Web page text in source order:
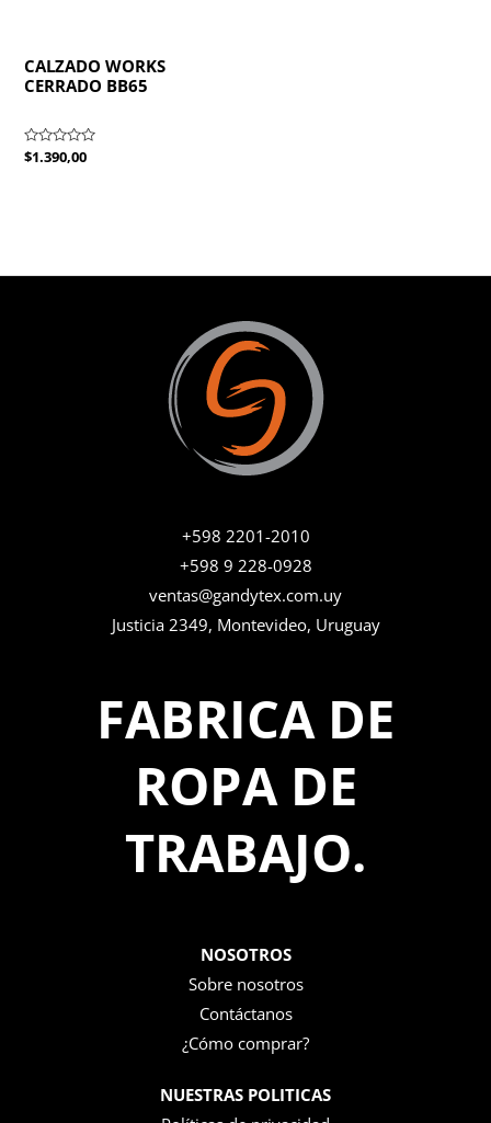
CALZADO WORKS
CERRADO BB65
Valorado
$1.390,00
+598 2201-2010
+598 9 228-0928
ventas@gandytex.com.uy
Justicia 2349, Montevideo, Uruguay
FABRICA DE
ROPA DE
TRABAJO.
NOSOTROS
Sobre nosotros
Contáctanos
¿Cómo comprar?
NUESTRAS POLITICAS